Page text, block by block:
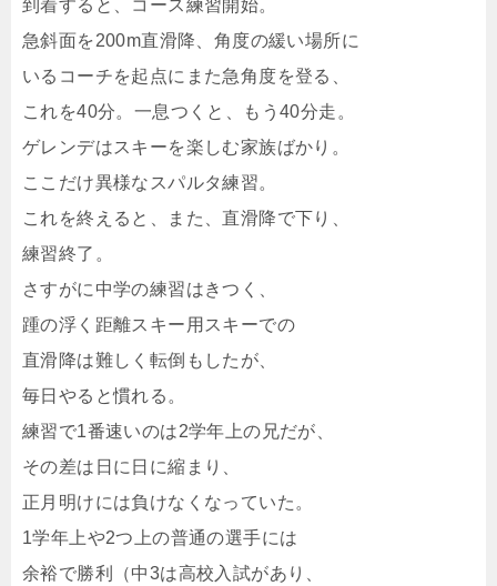
到着すると、コース練習開始。
急斜面を200m直滑降、角度の緩い場所に
いるコーチを起点にまた急角度を登る、
これを40分。一息つくと、もう40分走。
ゲレンデはスキーを楽しむ家族ばかり。
ここだけ異様なスパルタ練習。
これを終えると、また、直滑降で下り、
練習終了。
さすがに中学の練習はきつく、
踵の浮く距離スキー用スキーでの
直滑降は難しく転倒もしたが、
毎日やると慣れる。
練習で1番速いのは2学年上の兄だが、
その差は日に日に縮まり、
正月明けには負けなくなっていた。
1学年上や2つ上の普通の選手には
余裕で勝利（中3は高校入試があり、